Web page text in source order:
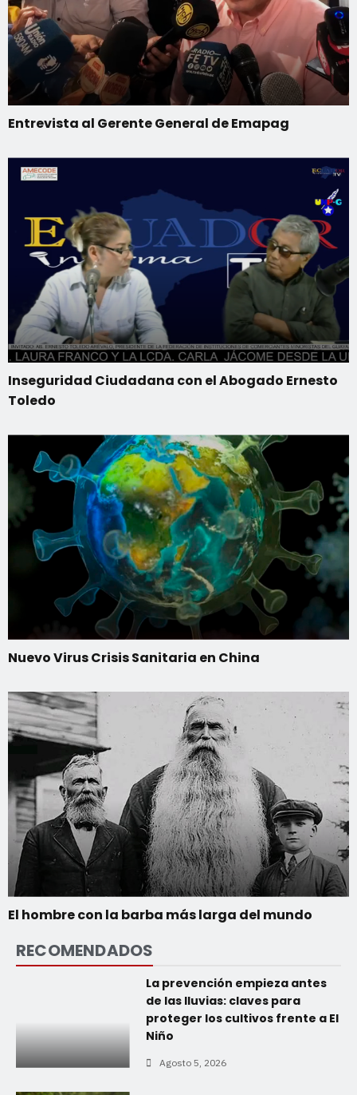
Entrevista al Gerente General de Emapag
Inseguridad Ciudadana con el Abogado Ernesto
Toledo
Nuevo Virus Crisis Sanitaria en China
El hombre con la barba más larga del mundo
RECOMENDADOS
La prevención empieza antes
de las lluvias: claves para
proteger los cultivos frente a El
Niño
Agosto 5, 2026